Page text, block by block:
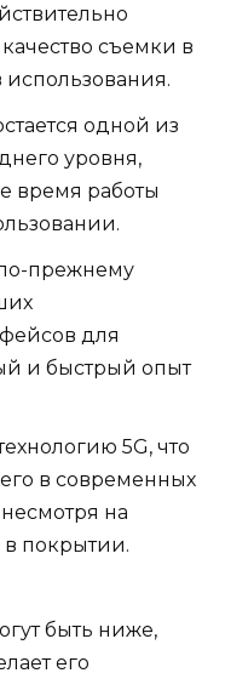
съемки в
одной из
уровня,
время работы
прежнему
для
и быстрый опыт
5G, что
в современных
на
покрытии.
быть ниже,
его